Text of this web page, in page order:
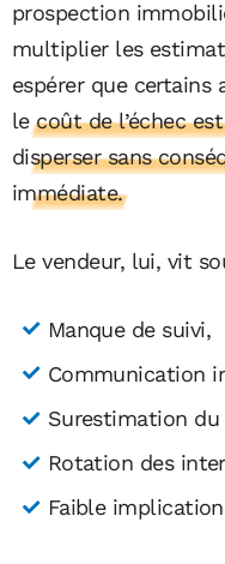
prospection
multiplier les
espérer que certains
le coût de l’échec
disperser sans
immédiate.
Le vendeur, lui, vit
Manque de suivi,
Communication
Surestimation du
Rotation des
Faible